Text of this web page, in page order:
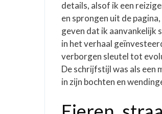
details, alsof ik een
en sprongen uit de
geven dat ik aanvankelijk
in het verhaal
verborgen sleutel tot
De schrijfstijl was als een
in zijn bochten en